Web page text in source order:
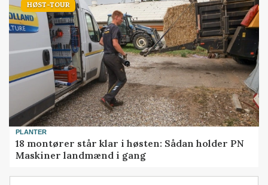
HØST-TOUR
PLANTER
18 montører står klar i høsten: Sådan holder PN
Maskiner landmænd i gang